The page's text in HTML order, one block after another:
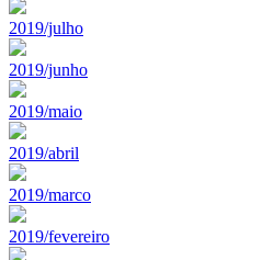
2019/julho
2019/junho
2019/maio
2019/abril
2019/marco
2019/fevereiro